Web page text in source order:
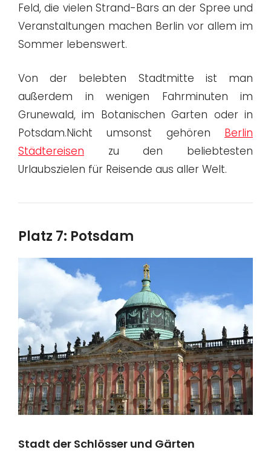
Feld, die vielen Strand-Bars an der Spree und
Veranstaltungen machen Berlin vor allem im
Sommer lebenswert.
Von der belebten Stadtmitte ist man
außerdem in wenigen Fahrminuten im
Grunewald, im Botanischen Garten oder in
Potsdam.Nicht umsonst gehören Berlin
Städtereisen zu den beliebtesten
Urlaubszielen für Reisende aus aller Welt.
Platz 7: Potsdam
Stadt der Schlösser und Gärten